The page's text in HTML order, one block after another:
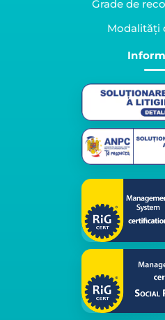
Grade de
Modalități